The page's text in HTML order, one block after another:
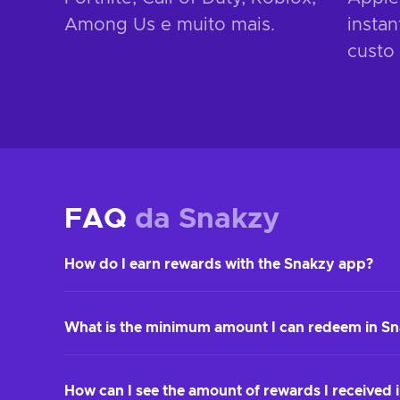
Among Us e muito mais.
custo
FAQ da Snakzy
How do I earn rewards with the Snakzy app?
Here's the full flow:
What is the minimum amount I can redeem in
Users must first reach 35.000 coins to unlock the
How can I see the amount of rewards I received